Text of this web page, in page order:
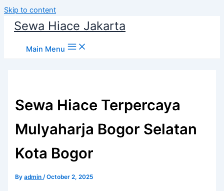
Skip to content
Sewa Hiace Jakarta
Main Menu
Sewa Hiace Terpercaya
Mulyaharja Bogor Selatan
Kota Bogor
Byadmin/October 2, 2025